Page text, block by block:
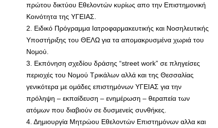
πρώτου δικτύου Εθελοντών κυρίως απο την Επιστημονική
Κοινότητα της ΥΓΕΙΑΣ.
2. Ειδικό Πρόγραμμα Ιατροφαρμακευτικής και Νοσηλευτικής
Υποστήριξης του ΘΕΛΩ για τα απομακρυσμένα χωριά του
Νομού.
3. Εκπόνηση σχεδίου δράσης “street work” σε πληγείσες
περιοχές του Νομού Τρικάλων αλλά και της Θεσσαλίας
γενικότερα με ομάδες επιστημόνων ΥΓΕΙΑΣ για την
πρόληψη – εκπαίδευση – ενημέρωση – θεραπεία των
ατόμων που διαβιούν σε δυσμενείς συνθήκες.
4. Δημιουργία Μητρώου Εθελοντών Επιστημόνων αλλα και